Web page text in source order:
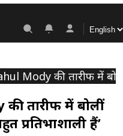
Mody की तारीफ में
की तारीफ में बोलीं
प्रतिभाशाली हैं’